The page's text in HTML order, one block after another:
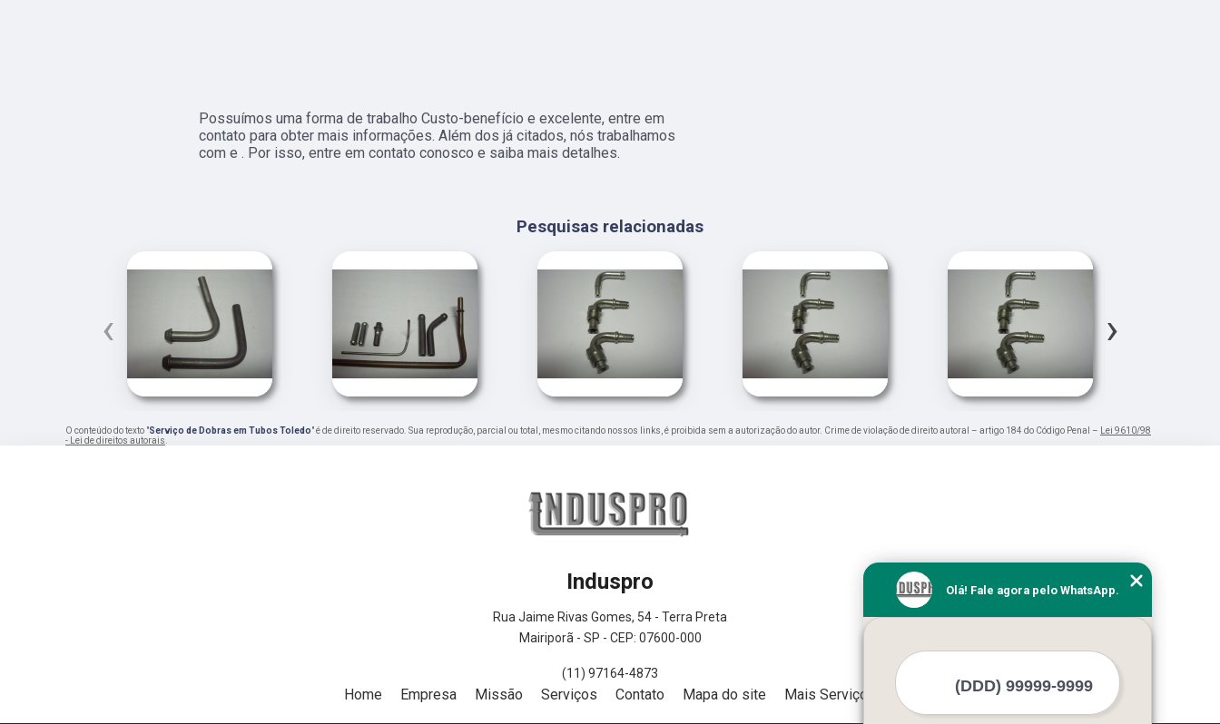
Possuímos uma forma de trabalho Custo-benefício e excelente, entre em
contato para obter mais informações. Além dos já citados, nós trabalhamos
com e . Por isso, entre em contato conosco e saiba mais detalhes.
Pesquisas relacionadas
‹ ›
O conteúdo do texto "Serviço de Dobras em Tubos Toledo" é de direito reservado. Sua reprodução, parcial ou total, mesmo citando nossos links, é proibida sem a autorização do autor. Crime de violação de direito autoral – artigo 184 do Código Penal – Lei 9610/98
- Lei de direitos autorais.
Induspro
Rua Jaime Rivas Gomes, 54 - Terra Preta
Mairiporã - SP - CEP: 07600-000
(11) 97164-4873
Home Empresa Missão Serviços Contato Mapa do site Mais Serviços
Olá! Fale agora pelo WhatsApp.